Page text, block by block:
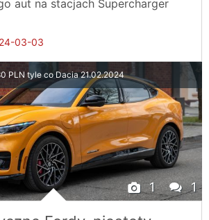
aut na stacjach Supercharger
03-03
1 1
PLN tyle co Dacia21.02.2024